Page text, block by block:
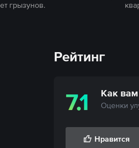
грызунов.
Рейтинг
7.1 Как вам
Оценки
Нравится